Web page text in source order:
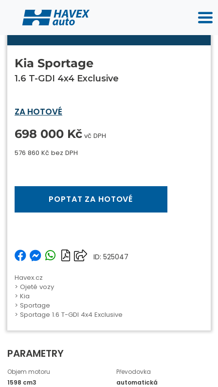
Kia Sportage
1.6 T-GDI 4x4 Exclusive
ZA HOTOVÉ
698 000 Kč vč DPH
576 860 Kč bez DPH
POPTAT ZA HOTOVÉ
ID: 525047
Havex.cz
> Ojeté vozy
> Kia
> Sportage
> Sportage 1.6 T-GDI 4x4 Exclusive
PARAMETRY
Objem motoru
1598 cm3
Převodovka
automatická